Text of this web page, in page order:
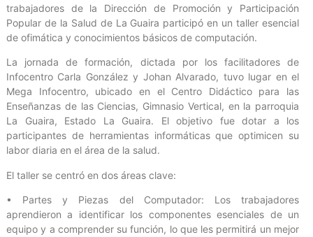
trabajadores de la Dirección de Promoción y Participación
Popular de la Salud de La Guaira participó en un taller esencial
de ofimática y conocimientos básicos de computación.
La jornada de formación, dictada por los facilitadores de
Infocentro Carla González y Johan Alvarado, tuvo lugar en el
Mega Infocentro, ubicado en el Centro Didáctico para las
Enseñanzas de las Ciencias, Gimnasio Vertical, en la parroquia
La Guaira, Estado La Guaira. El objetivo fue dotar a los
participantes de herramientas informáticas que optimicen su
labor diaria en el área de la salud.
El taller se centró en dos áreas clave:
• Partes y Piezas del Computador: Los trabajadores
aprendieron a identificar los componentes esenciales de un
equipo y a comprender su función, lo que les permitirá un mejor